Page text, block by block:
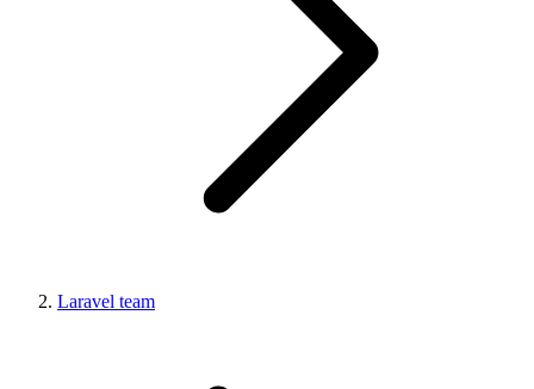
Laravel team